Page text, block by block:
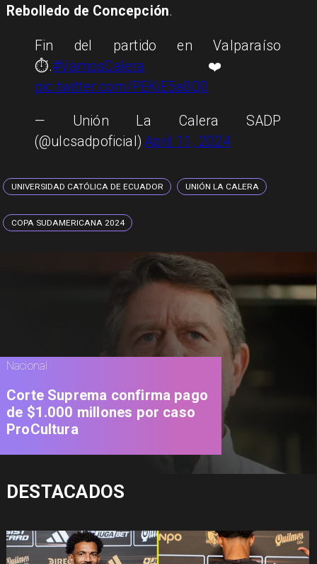
Rebolledo de Concepción.
Fin del partido en Valparaíso
⏱️.#VamosCalera ❤️
pic.twitter.com/PEKiE5a0Q0
— Unión La Calera SADP
(@ulcsadpoficial)April 11, 2024
UNIVERSIDAD CATÓLICA DE ECUADOR ​UNIÓN LA CALERA
COPA SUDAMERICANA 2024
Nacional
Corte Suprema confirma pago
de $1.000 millones por caso
ProCultura
DESTACADOS